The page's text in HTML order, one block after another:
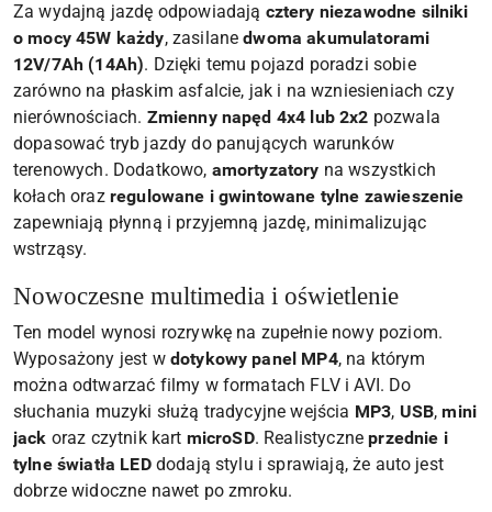
Za wydajną jazdę odpowiadają cztery niezawodne silniki
o mocy 45W każdy, zasilanedwoma akumulatorami
12V/7Ah (14Ah). Dzięki temu pojazd poradzi sobie
zarówno na płaskim asfalcie, jak i na wzniesieniach czy
nierównościach. Zmienny napęd 4x4 lub 2x2 pozwala
dopasować tryb jazdy do panujących warunków
terenowych. Dodatkowo, amortyzatory na wszystkich
kołach oraz regulowane i gwintowane tylne zawieszenie
zapewniają płynną i przyjemną jazdę, minimalizując
wstrząsy.
Nowoczesne multimedia i oświetlenie
Ten model wynosi rozrywkę na zupełnie nowy poziom.
Wyposażony jest w dotykowy panel MP4, na którym
można odtwarzać filmy w formatach FLV i AVI. Do
słuchania muzyki służą tradycyjne wejścia MP3, USB,mini
jack oraz czytnik kart microSD. Realistyczneprzednie i
tylne światła LEDdodają stylu i sprawiają, że auto jest
dobrze widoczne nawet po zmroku.